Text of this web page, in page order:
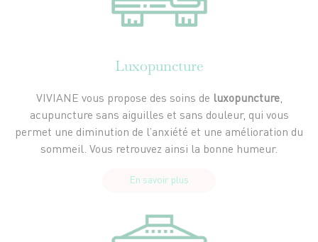
Luxopuncture
VIVIANE vous propose des soins de luxopuncture,
acupuncture sans aiguilles et sans douleur, qui vous
permet une diminution de l’anxiété et une amélioration du
sommeil. Vous retrouvez ainsi la bonne humeur.
En savoir plus